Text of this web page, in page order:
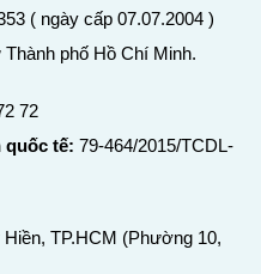
( ngày cấp 07.07.2004 )
phố Hồ Chí Minh.
72
quốc tế: 79-464/2015/TCDL-
TP.HCM (Phường 10,